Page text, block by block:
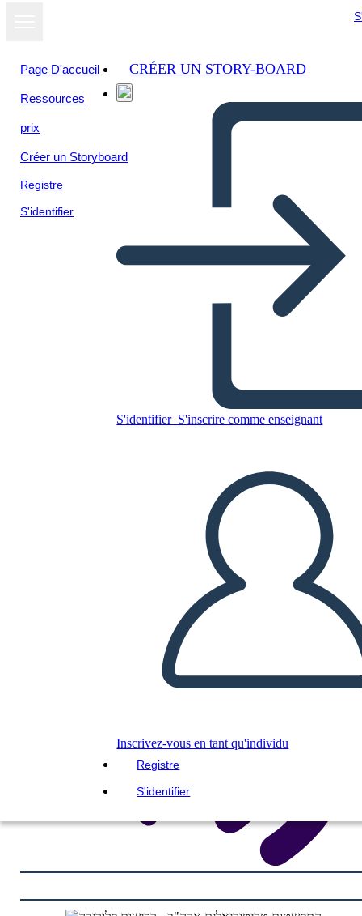
Page D'accueil
Ressources
prix
Créer un Storyboard
Registre
S'identifier
CRÉER UN STORY-BOARD
S'identifier S'inscrire comme enseignant
Inscrivez-vous en tant qu'individu
Registre
S'identifier
רכישות פלורידה
CRÉER UN STORYBOARD
LIRE LE DIAPORAMA
LIS-MOI